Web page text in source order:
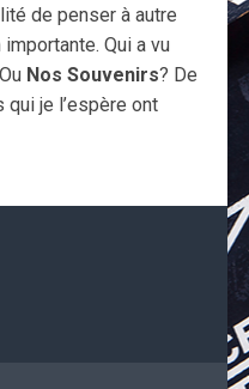
de penser à autre
Qui a vu
Nos Souvenirs? De
je l’espère ont